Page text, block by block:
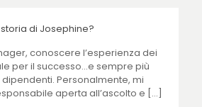
di Josephine?
conoscere l’esperienza dei
per il successo…e sempre più
Personalmente, mi
aperta all’ascolto e […]